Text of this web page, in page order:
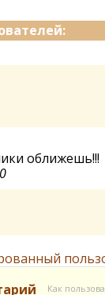
оближешь!!!
Как